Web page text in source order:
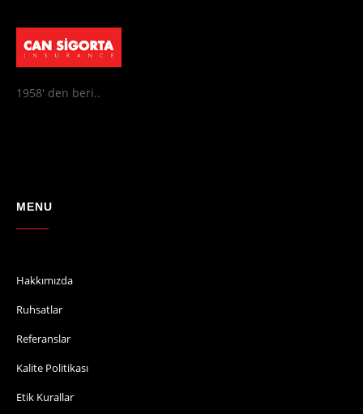
1958' den beri..
MENU
Hakkımızda
Ruhsatlar
Referanslar
Kalite Politikası
Etik Kurallar